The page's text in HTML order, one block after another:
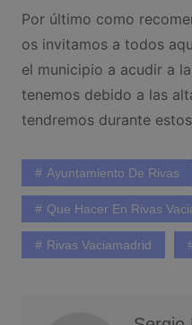
Por último como
os invitamos a todos
el municipio a acudir a
tenemos debido a las
tendremos durante
Ayuntamiento De Rivas
Que Hacer En Rivas
Rivas Vaciamadrid